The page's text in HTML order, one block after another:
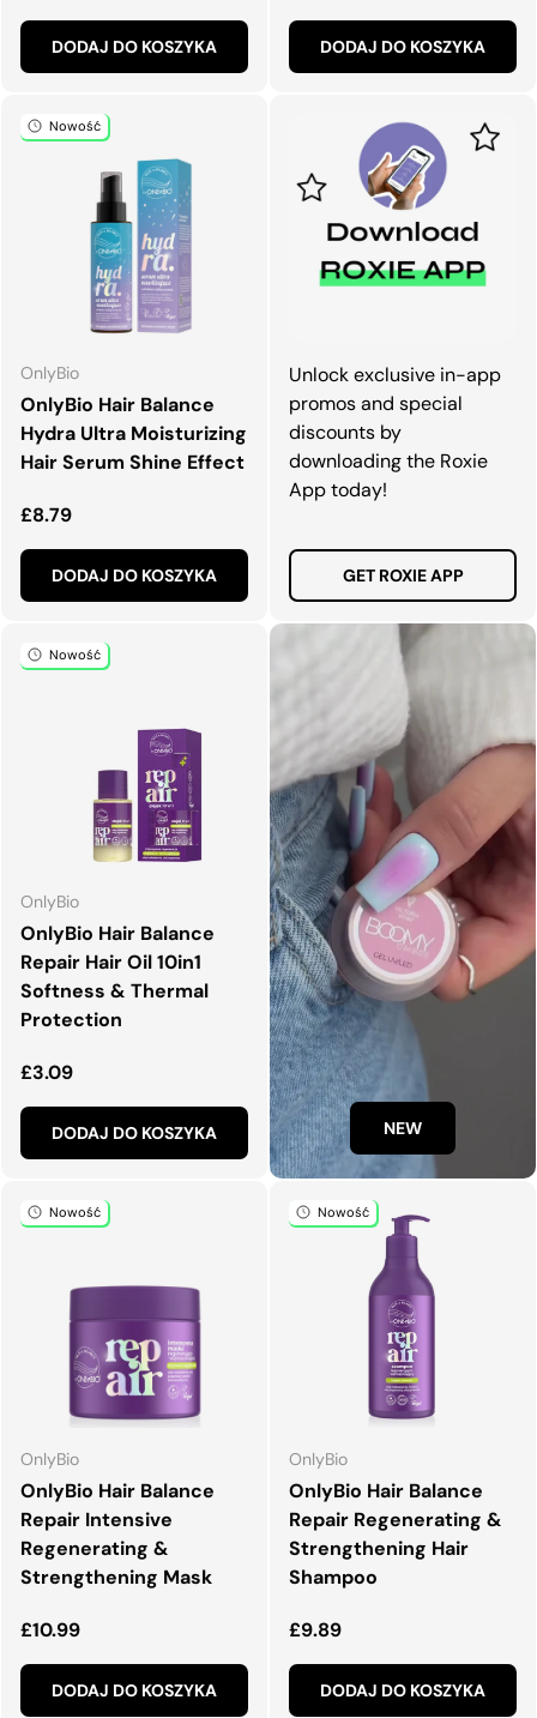
DODAJ DO KOSZYKA DODAJ DO KOSZYKA
Nowość
OnlyBio
OnlyBio Hair Balance
Hydra Ultra Moisturizing
Hair Serum Shine Effect
Normalna cena
£8.79
DODAJ DO KOSZYKA
Unlock exclusive in-app
promos and special
discounts by
downloading the Roxie
App today!
GET ROXIE APP
Nowość
OnlyBio
OnlyBio Hair Balance
Repair Hair Oil 10in1
Softness & Thermal
Protection
Normalna cena
£3.09
DODAJ DO KOSZYKA NEW
Nowość
OnlyBio
OnlyBio Hair Balance
Repair Intensive
Regenerating &
Strengthening Mask
Normalna cena
£10.99
DODAJ DO KOSZYKA
Nowość
OnlyBio
OnlyBio Hair Balance
Repair Regenerating &
Strengthening Hair
Shampoo
Normalna cena
£9.89
DODAJ DO KOSZYKA